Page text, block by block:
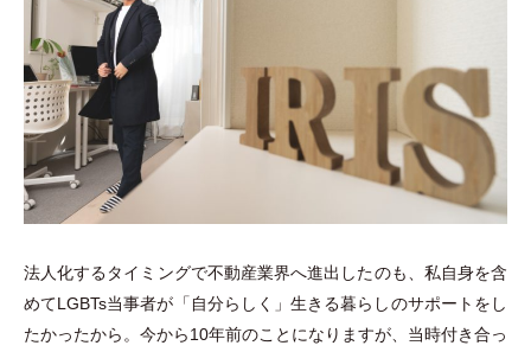
法人化するタイミングで不動産業界へ進出したのも、私自身を含
めてLGBTs当事者が 「 自分らしく 」生きる暮らしのサポートをし
たかったから。今から10年前のことになりますが、当時付き合っ